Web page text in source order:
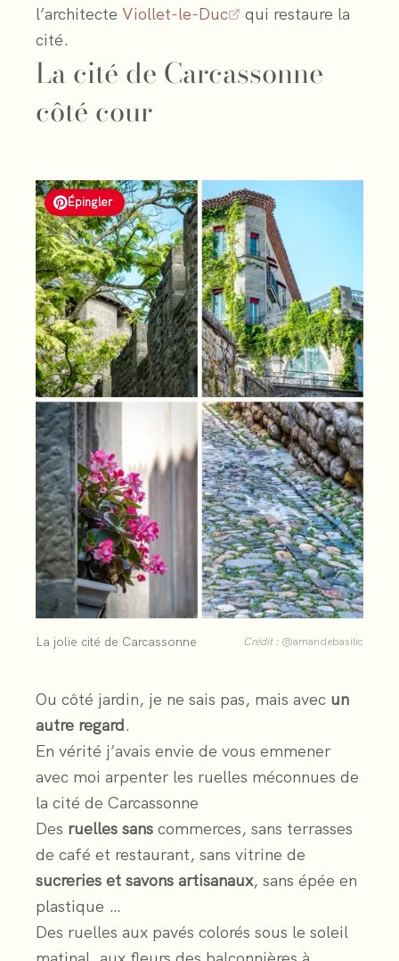
l’architecte Viollet-le-Duc
qui restaure la
cité.
La cité de Carcassonne
côté cour
Épingler
La jolie cité de Carcassonne Crédit : @amandebasilic
Ou côté jardin, je ne sais pas, mais avec un
autre regard.
En vérité j’avais envie de vous emmener
avec moi arpenter les ruelles méconnues de
la cité de Carcassonne
Des ruelles sans commerces, sans terrasses
de café et restaurant, sans vitrine de
sucreries et savons artisanaux, sans épée en
plastique …
Des ruelles aux pavés colorés sous le soleil